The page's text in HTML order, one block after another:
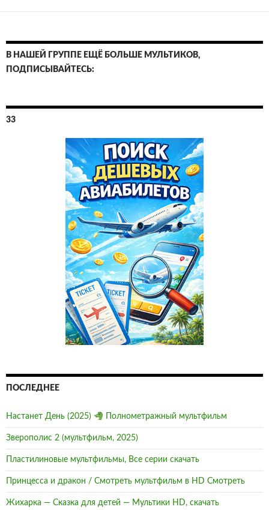
В НАШЕЙ ГРУППЕ ЕЩЁ БОЛЬШЕ МУЛЬТИКОВ,
ПОДПИСЫВАЙТЕСЬ:
33
ПОСЛЕДНЕЕ
Настанет День (2025) Полнометражный мультфильм
Зверополис 2 (мультфильм, 2025)
Пластилиновые мультфильмы, Все серии скачать
Принцесса и дракон / Смотреть мультфильм в HD Смотреть
Жихарка — Сказка для детей — Мультики HD, скачать